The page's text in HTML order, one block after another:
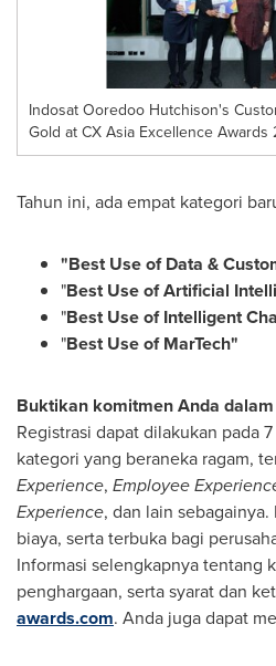
Indosat Ooredoo Hutchison's
Gold at CX Asia Excellence Awards
Tahun ini, ada empat kategori
"Best Use of Data &
"Best Use of Artificial
"Best Use of Intelligent
"Best Use ofMarTech"
Buktikan komitmen Anda
Registrasi dapat dilakukan pada
kategori yang beraneka ragam,
Experience, Employee
Experience, dan lain
biaya, serta terbuka bagi
Informasi selengkapnya tentang
penghargaan, serta syarat dan
awards.com. Anda juga dapat